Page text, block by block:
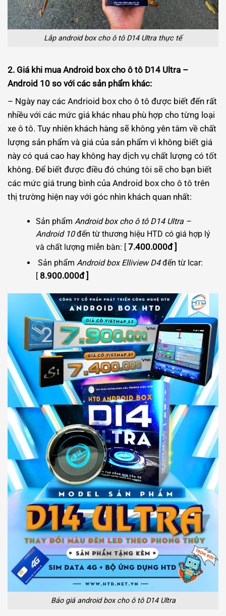
Lắp android box cho ô tô D14 Ultra thực tế
2. Giá khi mua Android box cho ô tô D14 Ultra –
Android 10 so với các sản phẩm khác:
– Ngày nay các Andrioid box cho ô tô được biết đến rất
nhiều với các mức giá khác nhau phù hợp cho từng loại
xe ô tô. Tuy nhiên khách hàng sẽ không yên tâm về chất
lượng sản phẩm và giá của sản phẩm vì không biết giá
này có quá cao hay không hay dịch vụ chất lượng có tốt
không. Để biết được điều đó chúng tôi sẽ cho bạn biết
các mức giá trung bình của Android box cho ô tô trên
thị trường hiện nay với góc nhìn khách quan nhất:
Sản phẩm Android box cho ô tô D14 Ultra –
Android 10đến từ thương hiệu HTD có giá hợp lý
và chất lượng miễn bàn: [ 7.400.000đ ]
Sản phẩm Android box Elliview D4đến từ Icar:
[ 8.900.000đ ]
Báo giá android box cho ô tô D14 Ultra